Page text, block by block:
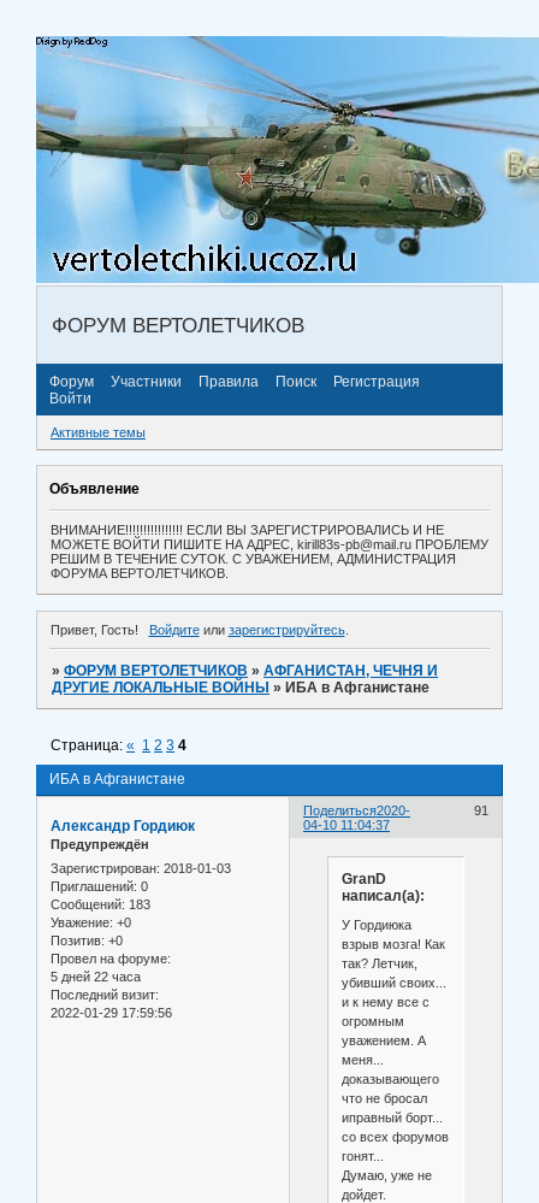
ФОРУМ ВЕРТОЛЕТЧИКОВ
Форум Участники Правила Поиск
Регистрация
Войти
Активные темы
Объявление
ВНИМАНИЕ!!!!!!!!!!!!!!!! ЕСЛИ ВЫ ЗАРЕГИСТРИРОВАЛИСЬ И НЕ
МОЖЕТЕ ВОЙТИ ПИШИТЕ НА АДРЕС, kirill83s-pb@mail.ru ПРОБЛЕМУ
РЕШИМ В ТЕЧЕНИЕ СУТОК. С УВАЖЕНИЕМ, АДМИНИСТРАЦИЯ
ФОРУМА ВЕРТОЛЕТЧИКОВ.
Привет, Гость! Войдитеили зарегистрируйтесь.
»ФОРУМ ВЕРТОЛЕТЧИКОВ »АФГАНИСТАН, ЧЕЧНЯ И
ДРУГИЕ ЛОКАЛЬНЫЕ ВОЙНЫ » ИБА в Афганистане
ИБА в Афганистане
Страница:« 1 2 3 4
Поделиться 91
2020-
04-10 11:04:37
Александр Гордиюк
Предупреждён
Зарегистрирован: 2018-01-03
Приглашений: 0
Сообщений: 183
Уважение: +0
Позитив: +0
Провел на форуме:
5 дней 22 часа
Последний визит:
2022-01-29 17:59:56
GranD
написал(а):
У Гордиюка
взрыв мозга! Как
так? Летчик,
убивший своих...
и к нему все с
огромным
уважением. А
меня...
доказывающего
что не бросал
иправный борт...
со всех форумов
гонят...
Думаю, уже не
дойдет.